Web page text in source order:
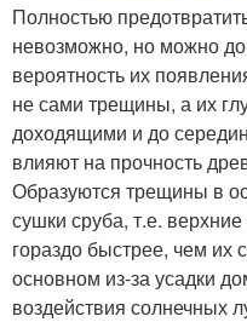
Полностью
невозможно, но можно
вероятность их
не сами трещины, а их
доходящими и до
влияют на прочность
Образуются трещины в
сушки сруба, т.е.
гораздо быстрее, чем их
основном из-за усадки
воздействия солнечных